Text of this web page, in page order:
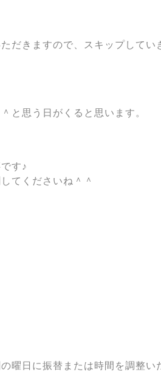
だきますので、スキップしてい
と思う日がくると思います。
す♪
てくださいね＾＾
曜日に振替または時間を調整い